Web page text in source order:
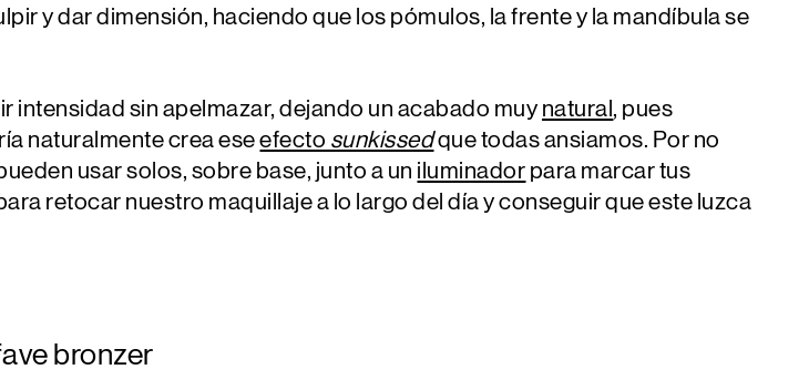
y dar dimensión, haciendo que los pómulos, la frente y la mandíbula se
intensidad sin apelmazar, dejando un acabado muy natural , pues
naturalmente crea eseefecto sunkissedque todas ansiamos. Por no
usar solos, sobre base, junto a un iluminador para marcar tus
retocar nuestro maquillaje a lo largo del día y conseguir que este luzca
bronzer